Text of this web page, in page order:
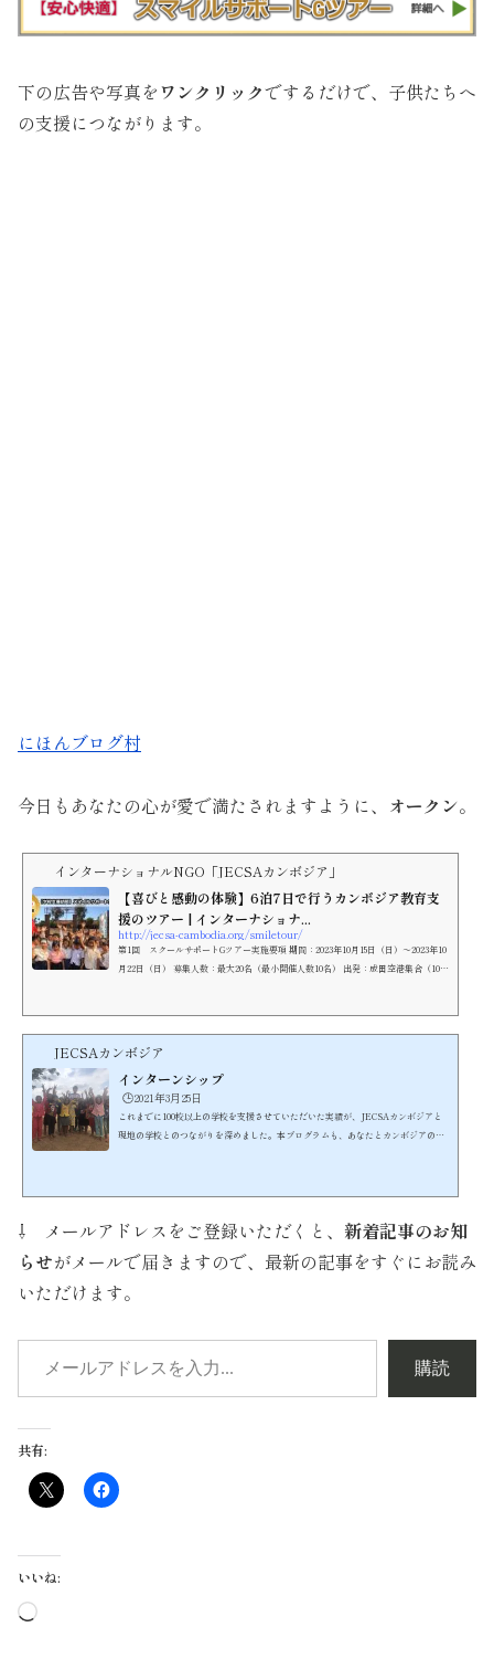
下の広告や写真をワンクリックでするだけで、子供たちへ
の支援につながります。
にほんブログ村
今日もあなたの心が愛で満たされますように、 オークン。
インターナショナルNGO「JECSAカンボジア」
【喜びと感動の体験】6泊7日で行うカンボジア教育支
援のツアー | インターナショナ...
http://jecsa-cambodia.org/smiletour/
第1回 スクールサポートGツアー実施要項 期間：2023年10月15日（日）～2023年10
月22日（日） 募集人数：最大20名（最小開催人数10名） 出発：成田空港集合（10
JECSAカンボジア
インターンシップ
🕒️2021年3月25日
これまでに100校以上の学校を支援させていただいた実績が、JECSAカンボジアと
現地の学校とのつながりを深めました。本プログラムも、あなたとカンボジアの子
催するインターンシップの参加スタイルには、ホームステイ...
⇩ メールアドレスをご登録いただくと、 新着記事のお知
らせがメールで届きますので、最新の記事をすぐにお読み
いただけます。
購読
共有:
いいね:
読